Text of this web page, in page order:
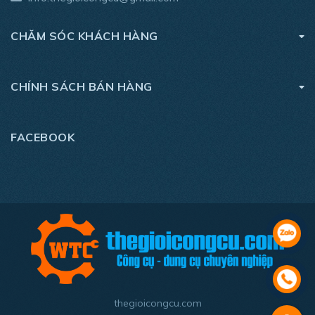
- Sản phẩm bao gồm: Máy, 2 lưỡi cắt 32 răng và 80 răng
CHĂM SÓC KHÁCH HÀNG
CHÍNH SÁCH BÁN HÀNG
FACEBOOK
thegioicongcu.com